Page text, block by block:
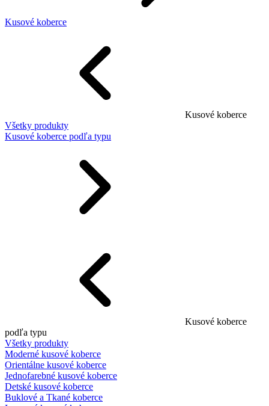
Kusové koberce
Kusové koberce
Všetky produkty
Kusové koberce podľa typu
Kusové koberce
podľa typu
Všetky produkty
Moderné kusové koberce
Orientálne kusové koberce
Jednofarebné kusové koberce
Detské kusové koberce
Buklové a Tkané koberce